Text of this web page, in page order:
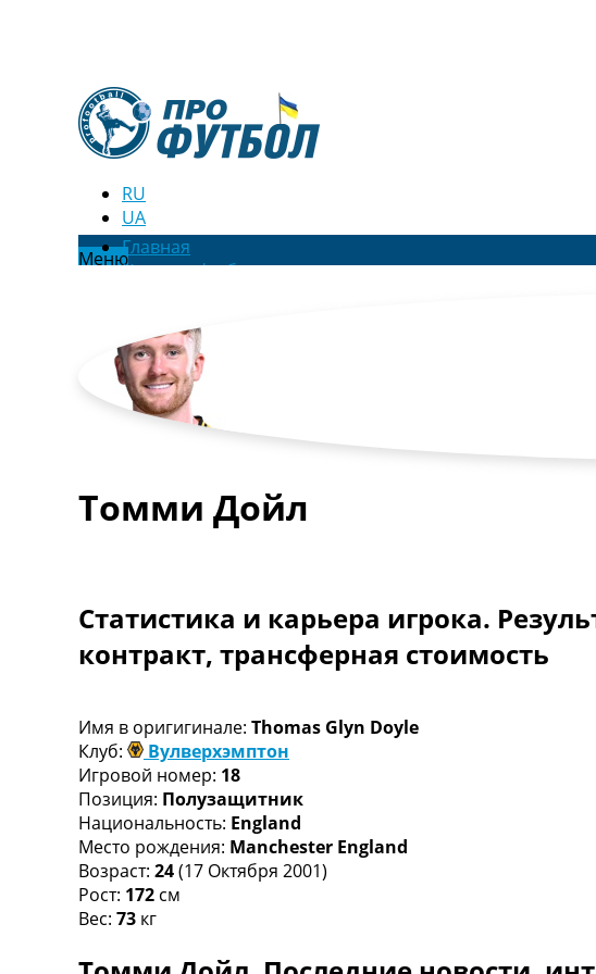
RU
UA
МенюГлавная
Новости футбола
Новости футбола Украины
Последние комментарии
Конкурс прогнозов
Логин
Рейтинги
Турниры
Чемпионат Мира
Англия. Премьер Лига
Испания. Ла Лига
Другие Турниры >>>
Таблицы групп Чемпионата Мира
Украина. Премьер-Лига
Украина. Первая Лига
Лига Чемпионов. Таблицы групп
Англия. Премьер-Лига
Испания. Ла Лига
Все таблицы >>>
Рейтинги
Рейтинг ФИФА
Томми Дойл
Статистика и карьера игрока.
контракт, трансферная стоимость
Имя в оригигинале: Thomas Glyn Doyle
Клуб:
Вулверхэмптон
Игровой номер: 18
Позиция: Полузащитник
Национальность: England
Место рождения: Manchester England
Возраст: 24(17 Октября 2001)
Рост: 172 см
Вес: 73 кг